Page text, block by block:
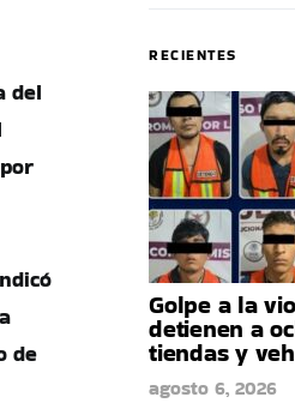
del
de
RECIENTES
Golpe a la
detienen a
tiendas y
agosto 6, 2026